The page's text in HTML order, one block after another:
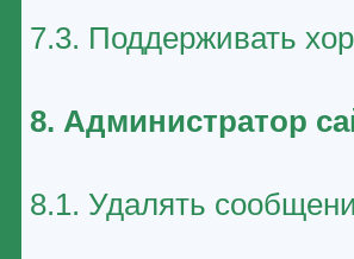
7.3. Поддерживать
8. Администратор
8.1. Удалять